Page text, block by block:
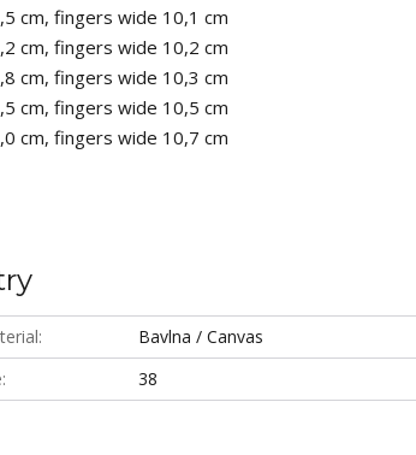
cm, fingers wide 10,1 cm
cm, fingers wide 10,2 cm
cm, fingers wide 10,3 cm
cm, fingers wide 10,5 cm
cm, fingers wide 10,7 cm
Bavlna / Canvas
38